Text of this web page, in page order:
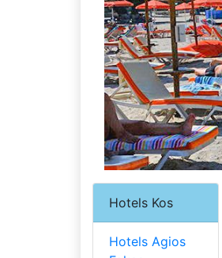
Hotels Kos
Hotels Agios